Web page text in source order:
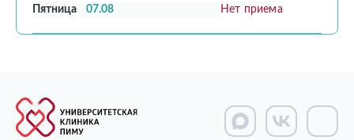
Пятница 07.08 Нет приема